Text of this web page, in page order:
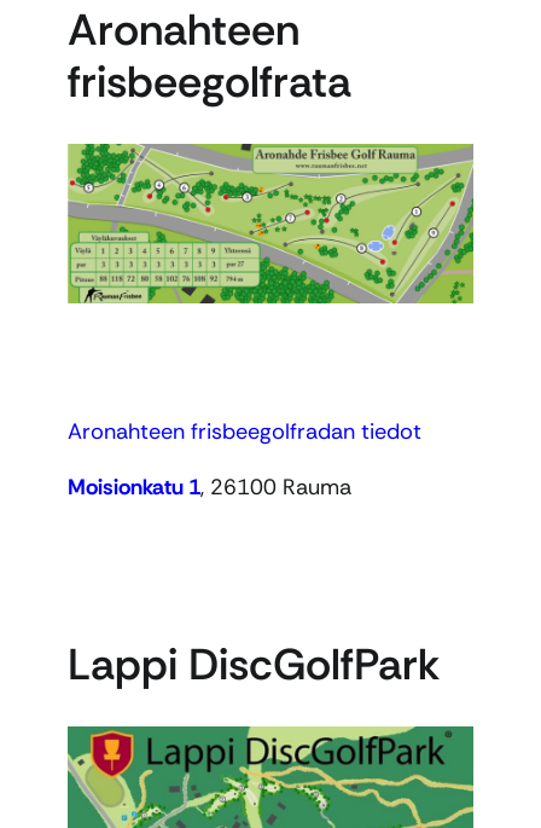
Aronahteen
frisbeegolfrata
Aronahteen frisbeegolfradan tiedot
Moisionkatu 1, 26100 Rauma
Lappi DiscGolfPark